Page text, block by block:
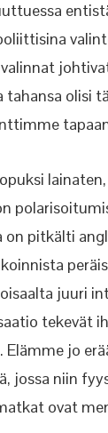
tahansa olisi
pitkälti
juuri
tekevät
Elämme jo
jossa niin
ovat